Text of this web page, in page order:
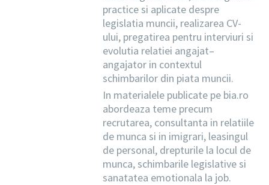
practice si aplicate despre
legislatia muncii, realizarea CV-
ului, pregatirea pentru interviuri si
evolutia relatiei angajat–
angajator in contextul
schimbarilor din piata muncii.
In materialele publicate pe bia.ro
abordeaza teme precum
recrutarea, consultanta in relatiile
de munca si in imigrari, leasingul
de personal, drepturile la locul de
munca, schimbarile legislative si
sanatatea emotionala la job.